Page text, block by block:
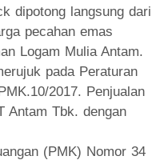
dipotong langsung dari
pecahan emas
Logam Mulia Antam.
pada Peraturan
2017. Penjualan
Antam Tbk. dengan
(PMK) Nomor 34